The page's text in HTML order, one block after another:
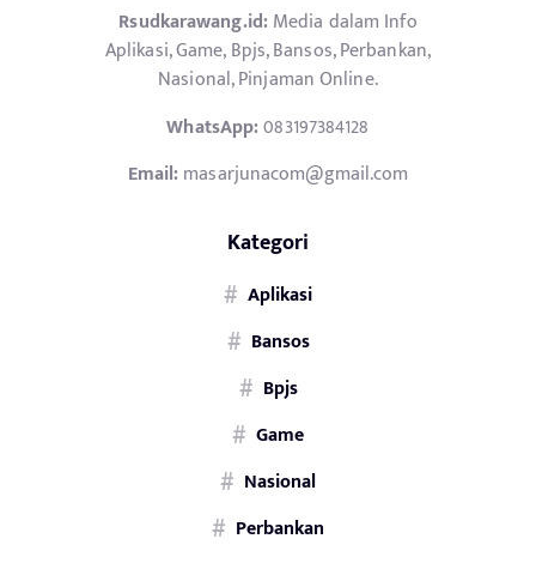
Rsudkarawang.id:Media dalam Info
Aplikasi, Game, Bpjs, Bansos, Perbankan,
Nasional, Pinjaman Online.
WhatsApp:083197384128
Email:masarjunacom@gmail.com
Kategori
Aplikasi
Bansos
Bpjs
Game
Nasional
Perbankan